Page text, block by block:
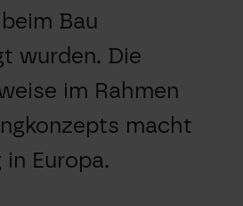
Bau
wurden. Die
im Rahmen
macht
Europa.